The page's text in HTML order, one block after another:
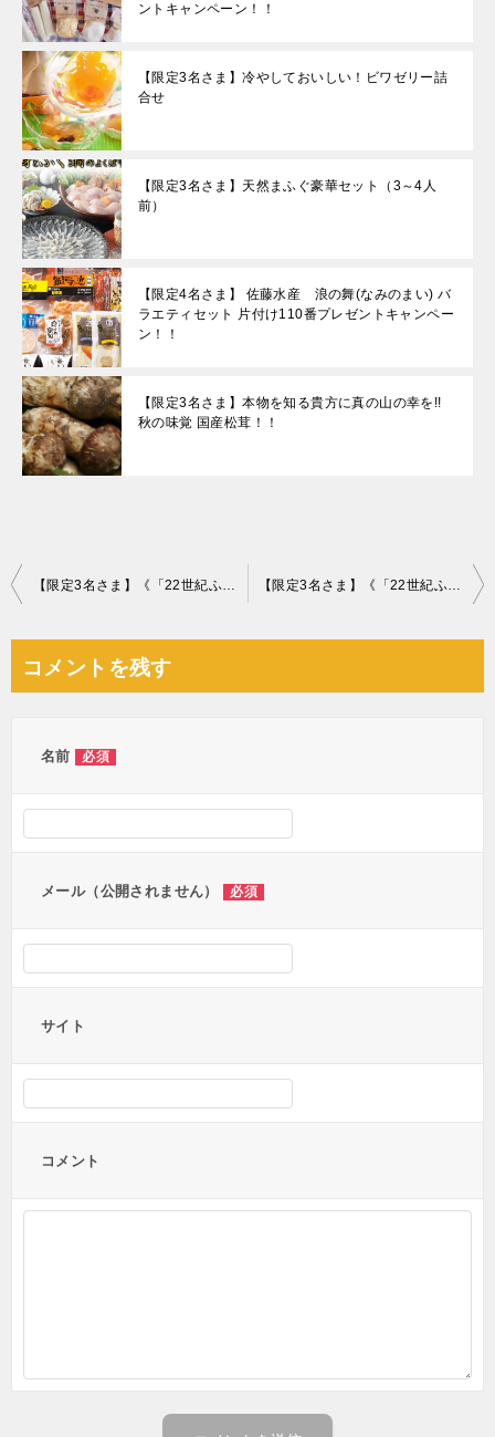
ントキャンペーン！！
【限定3名さま】冷やしておいしい！ビワゼリー詰
合せ
【限定3名さま】天然まふぐ豪華セット（3～4人
前）
【限定4名さま】 佐藤水産 浪の舞(なみのまい) バ
ラエティセット 片付け110番プレゼントキャンペー
ン！！
【限定3名さま】本物を知る貴方に真の山の幸を!!
秋の味覚 国産松茸！！
投
ビ
【限定3名さま】《「22世紀ふぐ」を3か月連続でプレゼント！5月はてっさ》～相談件数80万件突破〝祈念〟の特別企画スタート～ 【限定3名さま】《「22世紀ふぐ」を3か月連続でプレゼント！7⽉はてっちり》～相談件数80万件突破〝祈念〟の特別企画～
コメントを残す
名前 必須
メール（公開されません） 必須
サイト
コメント